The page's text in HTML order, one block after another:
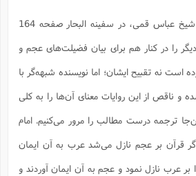
نکته دیگر این که مرحوم شیخ عباس قمی، در سفینه البحار صفحه 164
را در کنار هم برای بیان فضیلت‌های عجم و
است نه تقبیح ایشان؛ اما نویسنده شبهه‌گر با
و ناقص از این روایات معنای آن‌ها را به کلی
ترجمه درست مطالب را مرور می‌کنیم. امام
قرآن بر عجم نازل می‌شد عرب به آن ایمان
بر عرب نازل نمود و عجم به آن ایمان آوردند و